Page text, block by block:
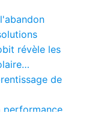
révèle les
de
performance